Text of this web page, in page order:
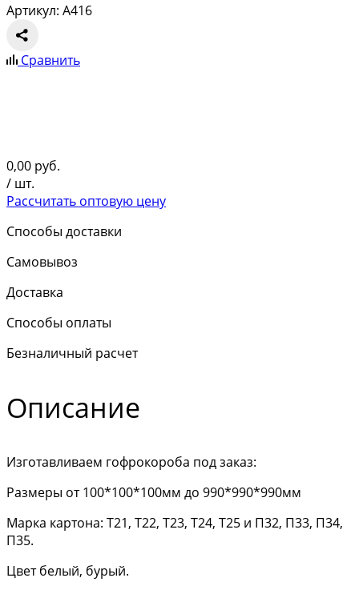
Артикул: A416
Сравнить
0,00 руб.
/ шт.
Рассчитать оптовую цену
Способы доставки
Самовывоз
Доставка
Способы оплаты
Безналичный расчет
Описание
Изготавливаем гофрокороба под заказ:
Размеры от 100*100*100мм до 990*990*990мм
Марка картона: Т21, Т22, Т23, Т24, Т25 и П32, П33, П34,
П35.
Цвет белый, бурый.